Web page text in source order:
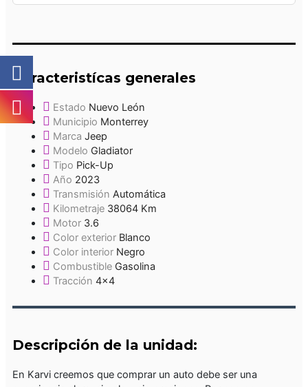
Caracteristícas generales
Estado Nuevo León
Municipio Monterrey
Marca Jeep
Modelo Gladiator
Tipo Pick-Up
Año 2023
Transmisión Automática
Kilometraje 38064 Km
Motor 3.6
Color exterior Blanco
Color interior Negro
Combustible Gasolina
Tracción 4x4
Descripción de la unidad:
En Karvi creemos que comprar un auto debe ser una